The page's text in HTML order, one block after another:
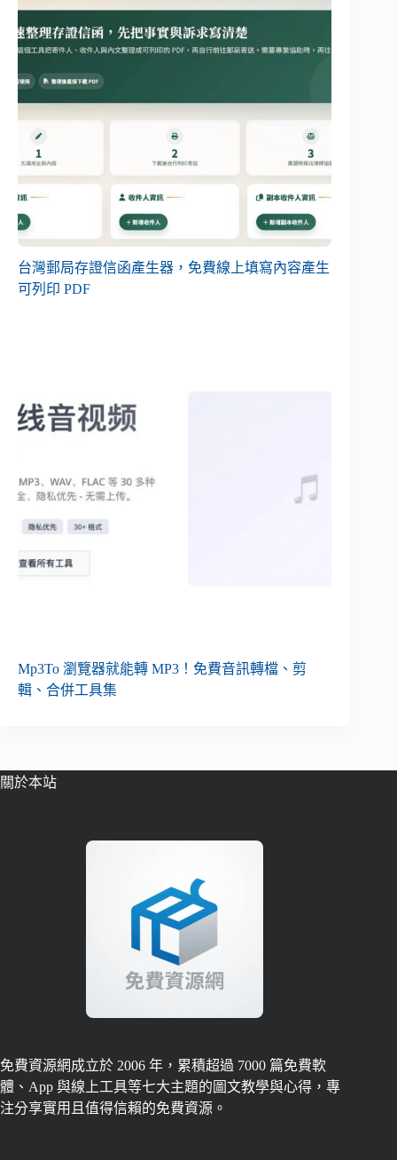
台灣郵局存證信函產生器，免費線上填寫內容產生
可列印 PDF
Mp3To 瀏覽器就能轉 MP3！免費音訊轉檔、剪
輯、合併工具集
關於本站
免費資源網成立於 2006 年，累積超過 7000 篇免費軟
體、App 與線上工具等七大主題的圖文教學與心得，專
注分享實用且值得信賴的免費資源。